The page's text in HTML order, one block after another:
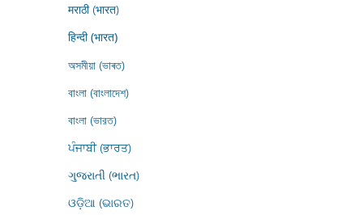
मराठी (भारत)
हिन्दी (भारत)
অসমীয়া (ভাৰত)
বাংলা (বাংলাদেশ)
বাংলা (ভারত)
ਪੰਜਾਬੀ (ਭਾਰਤ)
ગુજરાતી (ભારત)
ଓଡ଼ିଆ (ଭାରତ)